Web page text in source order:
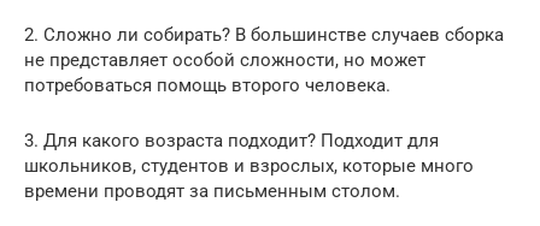
2. Сложно ли собирать? В большинстве случаев сборка
не представляет особой сложности, но может
потребоваться помощь второго человека.
3. Для какого возраста подходит? Подходит для
школьников, студентов и взрослых, которые много
времени проводят за письменным столом.